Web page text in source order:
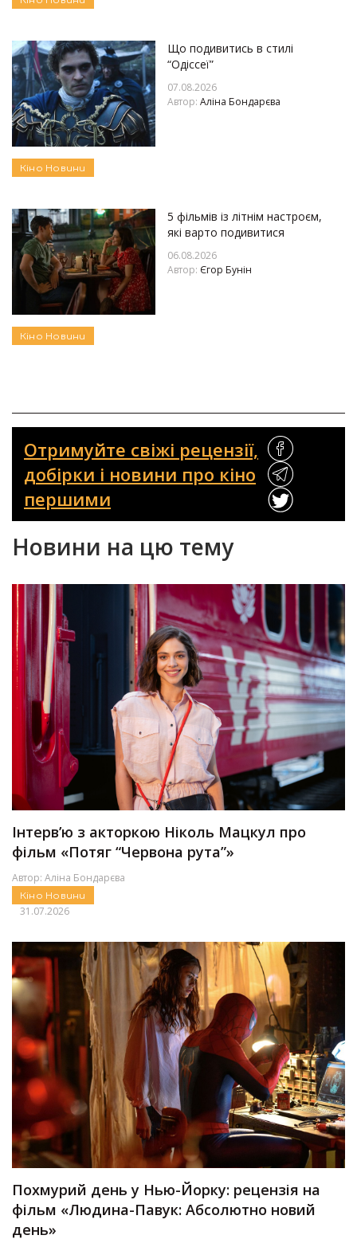
Що подивитись в стилі
“Одіссеї”
07.08.2026
Автор: Аліна Бондарєва
Кіно Новини
5 фільмів із літнім настроєм,
які варто подивитися
06.08.2026
Автор: Єгор Бунін
Кіно Новини
Отримуйте свіжі рецензії,
добірки і новини про кіно
першими
Новини на цю тему
Інтерв’ю з акторкою Ніколь Мацкул про
фільм «Потяг “Червона рута”»
Автор: Аліна Бондарєва
Кіно Новини
31.07.2026
Похмурий день у Нью-Йорку: рецензія на
фільм «Людина-Павук: Абсолютно новий
день»